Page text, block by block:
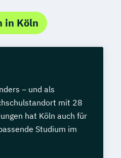
in Köln
– und als
mit 28
hat Köln auch für
Studium im